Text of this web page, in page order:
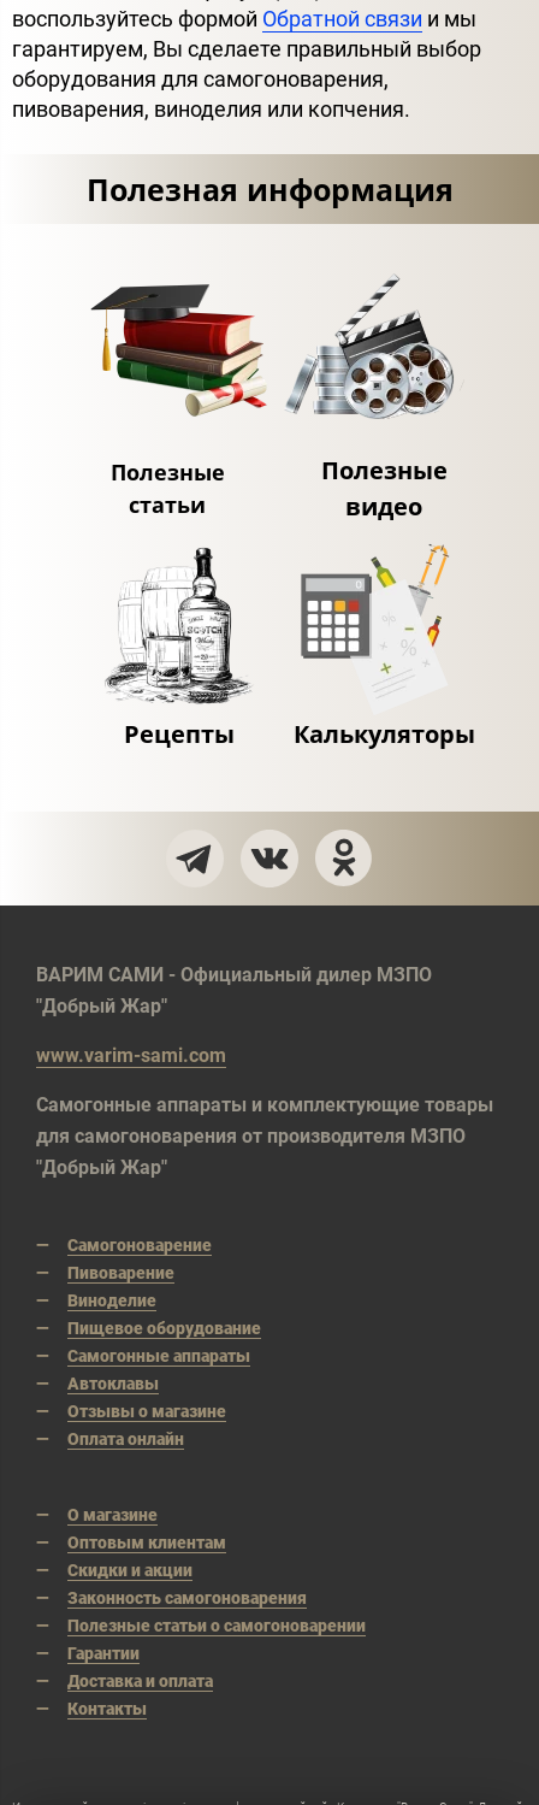
воспользуйтесь формой Обратной связи и мы
гарантируем, Вы сделаете правильный выбор
оборудования для самогоноварения,
пивоварения, виноделия или копчения.
Полезная информация
Полезные
статьи
Полезные
видео
Рецепты Калькуляторы
ВАРИМ САМИ - Официальный дилер МЗПО
"Добрый Жар"
www.varim-sami.com
Самогонные аппараты и комплектующие товары
для самогоноварения от производителя МЗПО
"Добрый Жар"
Самогоноварение
Пивоварение
Виноделие
Пищевое оборудование
Самогонные аппараты
Автоклавы
Отзывы о магазине
Оплата онлайн
О магазине
Оптовым клиентам
Скидки и акции
Законность самогоноварения
Полезные статьи о самогоноварении
Гарантии
Доставка и оплата
Контакты